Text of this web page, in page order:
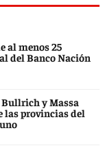
al menos 25
del Banco Nación
y Massa
las provincias del